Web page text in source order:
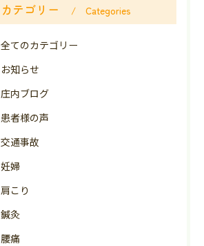
カテゴリー Categories
全てのカテゴリー
お知らせ
庄内ブログ
患者様の声
交通事故
妊婦
肩こり
鍼灸
腰痛